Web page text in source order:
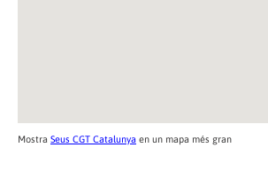
Mostra Seus CGT Catalunya en un mapa més gran